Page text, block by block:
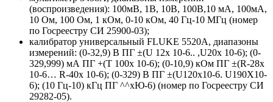
(воспроизведения): 100мВ, 1В, 10В, 100В,10 мА, 100мА,
10 Ом, 100 Ом, 1 кОм, 0-10 кОм, 40 Гц-10 МГц (номер
по Госреестру СИ 25900-03);
калибратор универсальный FLUKE 5520A, диапазоны
измерений: (0-32,9) В ПГ ±(U 12х 10-6.. ,U20x 10-6); (0-
329,999) мА ПГ +(Т 100х 10-6); (0-10,9) кОм ПГ ±(R-28x
10-6… R-40x 10-6); (0-329) В ПГ ±(U120x10-6. U190X10-
6); (10 Гц-10) кГц ПГ ^^хЮ-6) (номер по Госреестру СИ
29282-05).